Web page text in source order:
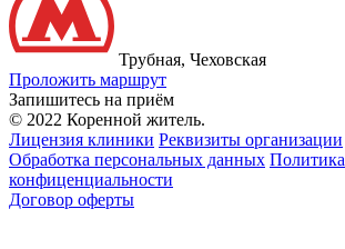
Трубная, Чеховская
Проложить маршрут
Запишитесь на приём
© 2022 Коренной житель.
Лицензия клиники Реквизиты организации
Обработка персональных данных Политика
конфиценциальности
Договор оферты